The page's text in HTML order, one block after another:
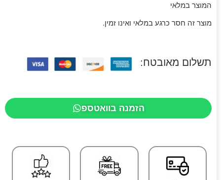
המוצר במלאי
מוצר זה חסר כרגע במלאי ואינו זמין.
תשלום מאובטח:
הזמנה בוואטספ